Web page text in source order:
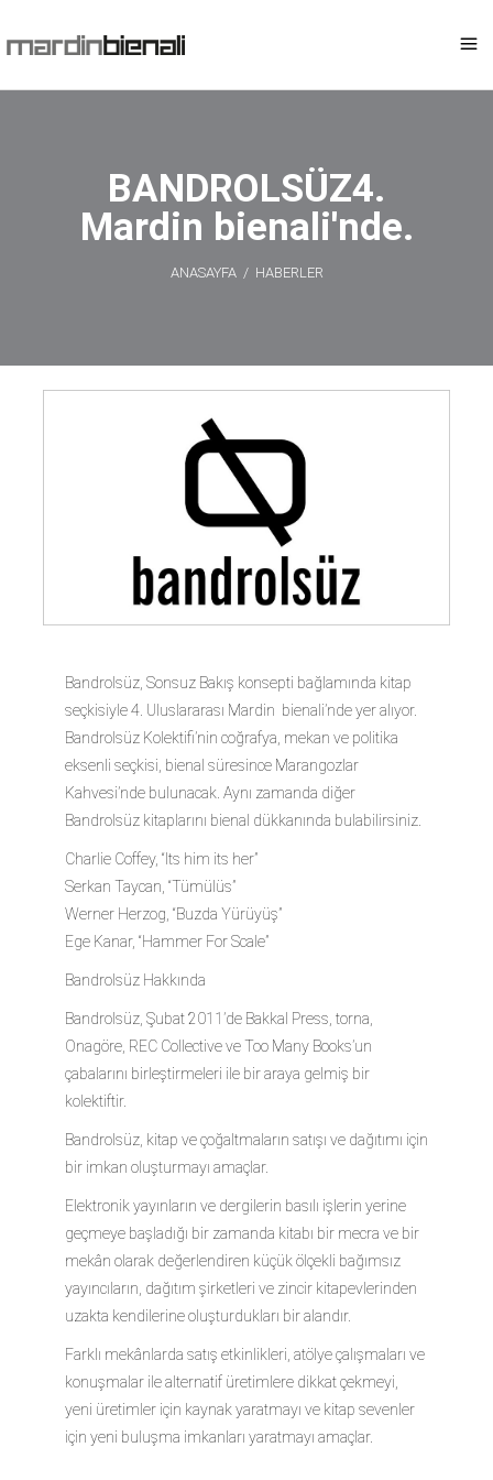
BANDROLSÜZ4.
Mardin bienali'nde.
ANASAYFA/ HABERLER
Bandrolsüz, Sonsuz Bakış konsepti bağlamında kitap
seçkisiyle 4. Uluslararası Mardin bienali’nde yer alıyor.
Bandrolsüz Kolektifi’nin coğrafya, mekan ve politika
eksenli seçkisi, bienal süresince Marangozlar
Kahvesi’nde bulunacak. Aynı zamanda diğer
Bandrolsüz kitaplarını bienal dükkanında bulabilirsiniz.
Charlie Coffey, “Its him its her”
Serkan Taycan, “Tümülüs”
Werner Herzog, “Buzda Yürüyüş”
Ege Kanar, “Hammer For Scale”
Bandrolsüz Hakkında
Bandrolsüz, Şubat 2011’de Bakkal Press, torna,
Onagöre, REC Collective ve Too Many Books’un
çabalarını birleştirmeleri ile bir araya gelmiş bir
kolektiftir.
Bandrolsüz, kitap ve çoğaltmaların satışı ve dağıtımı için
bir imkan oluşturmayı amaçlar.
Elektronik yayınların ve dergilerin basılı işlerin yerine
geçmeye başladığı bir zamanda kitabı bir mecra ve bir
mekân olarak değerlendiren küçük ölçekli bağımsız
yayıncıların, dağıtım şirketleri ve zincir kitapevlerinden
uzakta kendilerine oluşturdukları bir alandır.
Farklı mekânlarda satış etkinlikleri, atölye çalışmaları ve
konuşmalar ile alternatif üretimlere dikkat çekmeyi,
yeni üretimler için kaynak yaratmayı ve kitap sevenler
için yeni buluşma imkanları yaratmayı amaçlar.